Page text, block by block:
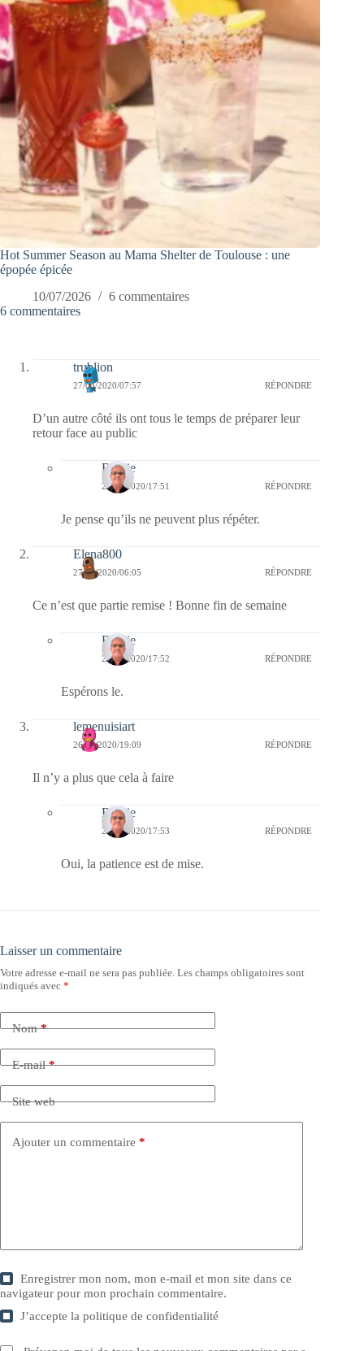
Hot Summer Season au Mama Shelter de Toulouse : une
épopée épicée
10/07/2026
6 commentaires
6 commentaires
trublion
27/03/2020/07:57 RÉPONDRE
D’un autre côté ils ont tous le temps de préparer leur
retour face au public
Bernie
27/03/2020/17:51 RÉPONDRE
Je pense qu’ils ne peuvent plus répéter.
Elena800
27/03/2020/06:05 RÉPONDRE
Ce n’est que partie remise ! Bonne fin de semaine
Bernie
27/03/2020/17:52 RÉPONDRE
Espérons le.
lemenuisiart
26/03/2020/19:09 RÉPONDRE
Il n’y a plus que cela à faire
Bernie
27/03/2020/17:53 RÉPONDRE
Oui, la patience est de mise.
Laisser un commentaire
Votre adresse e-mail ne sera pas publiée. Les champs obligatoires sont
indiqués avec *
Nom*
E-mail*
Site web
Ajouter un commentaire *
Enregistrer mon nom, mon e-mail et mon site dans ce
navigateur pour mon prochain commentaire.
J’accepte lapolitique de confidentialité